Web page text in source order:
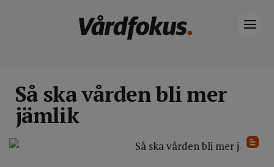
Så ska vården bli mer
jämlik